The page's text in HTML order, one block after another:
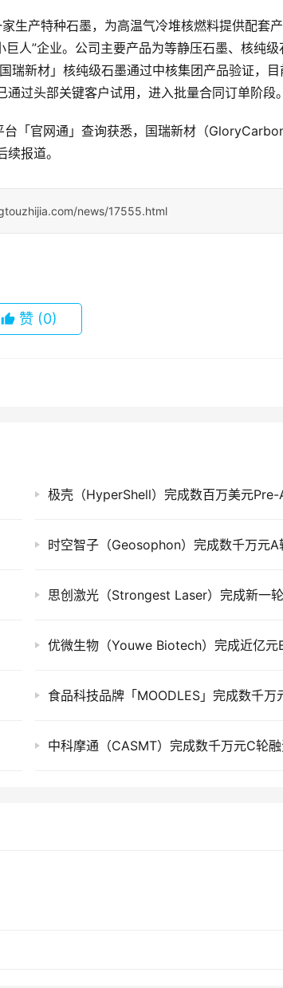
生产特种石墨，为高温气冷堆核燃料提供配套
人”企业。公司主要产品为等静压石墨、核纯级
瑞新材」核纯级石墨通过中核集团产品验证，
过头部关键客户试用，进入批量合同订单阶段。
台「官网通」查询获悉，国瑞新材（
续报道。
news/17555.html
赞 (0)
极壳（HyperShell）完成数百万美元Pre-
时空智子（Geosophon）完成数千万元A
思创激光（Strongest Laser）完成新一
优微生物（Youwe Biotech）完成近亿元
食品科技品牌「MOODLES」完成数千万
中科摩通（CASMT）完成数千万元C轮